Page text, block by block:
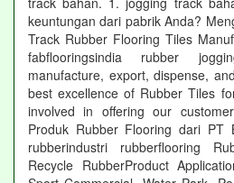
keuntungan dari pabrik Anda?
Track Rubber Flooring Tiles
fabflooringsindia rubber
manufacture, export, dispense,
best excellence of Rubber Tiles
involved in offering our
Produk Rubber Flooring dari PT
rubberindustri rubberflooring
Recycle RubberProduct